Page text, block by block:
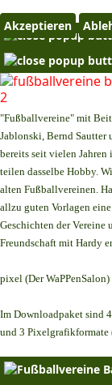
Akzeptieren
"Fußballvereine" mit
Jablonski, Bernd Sautter
bereits seit vielen Jahren
teilen dasselbe Hobby.
alten Fußballvereinen.
allzu guten Vorlagen
Geschichten der Vereine
Freundschaft mit Hardy
pixel (Der WaPPenSalon)
Im Downloadpaket sind
und 3 Pixelgrafikformate